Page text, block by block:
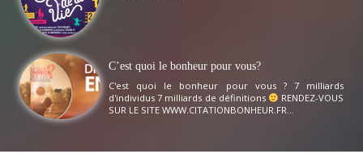
C’est quoi le bonheur pour vous?
C'est quoi le bonheur pour vous ? 7 milliards
d'individus 7 milliards de définitions
RENDEZ-VOUS
SUR LE SITE WWW.CITATIONBONHEUR.FR...